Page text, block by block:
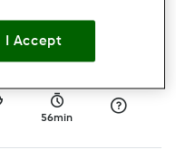
i fetą
56min
I Accept